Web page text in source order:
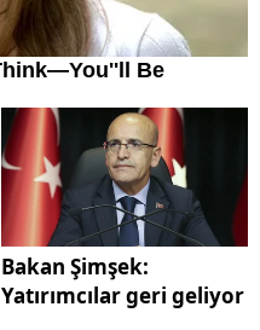
Bakan Şimşek:
Yatırımcılar geri geliyor